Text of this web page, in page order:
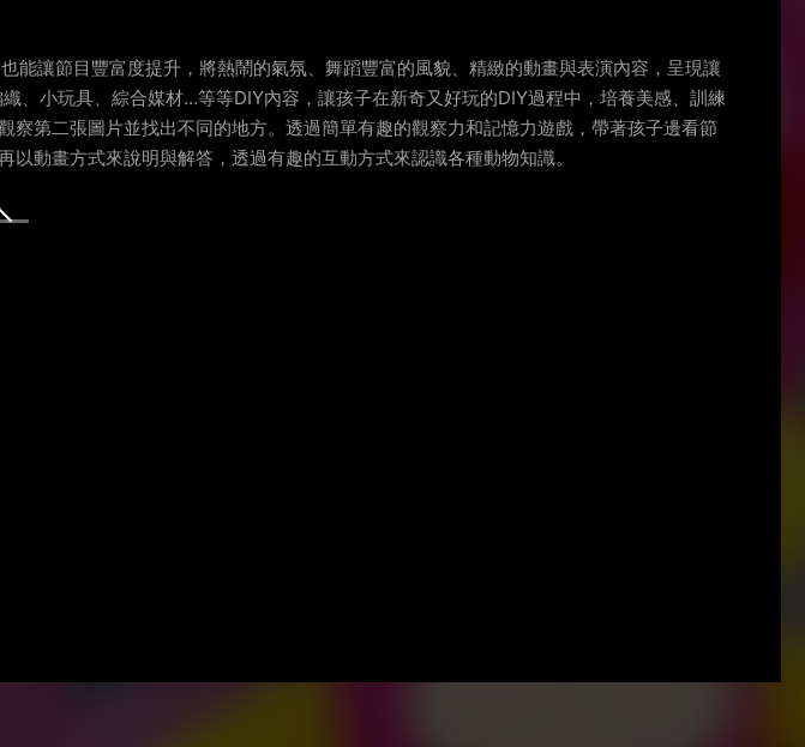
能讓節目豐富度提升，將熱鬧的氣氛、舞蹈豐富的風貌、精緻的動畫與表演內容，呈現讓
、小玩具、綜合媒材…等等DIY內容，讓孩子在新奇又好玩的DIY過程中，培養美感、訓練
第二張圖片並找出不同的地方。透過簡單有趣的觀察力和記憶力遊戲，帶著孩子邊看節
動畫方式來說明與解答，透過有趣的互動方式來認識各種動物知識。